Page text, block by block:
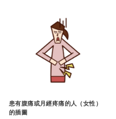
患有腹痛或月經疼痛的人（女性）
的插圖